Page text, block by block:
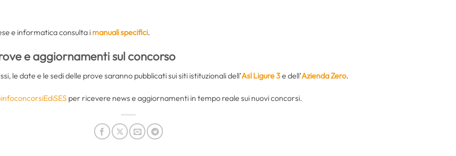
e informatica consulta i manuali specifici.
e aggiornamenti sul concorso
le date e le sedi delle prove saranno pubblicati sui siti istituzionali dell’Asl Ligure 3e dell’Azienda Zero.
per ricevere news e aggiornamenti in tempo reale sui nuovi concorsi.